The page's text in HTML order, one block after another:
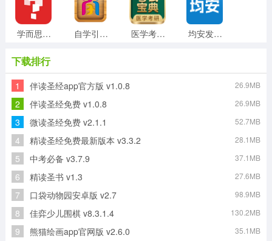
学而思网校手机版 自学引擎免费版 医学考研考试宝典通用版 均安发展培训平台安卓官方版
新汉字宫软件手机正版 小闪免费原版
CNN英语安卓官方版 全球说talkmate手机免费版
下载排行
1 伴读圣经app官方版 v1.0.8 26.9MB
2 伴读圣经免费 v1.0.8 26.9MB
3 微读圣经免费 v2.1.1 52.7MB
4 精读圣经免费最新版本 v3.3.2 28.1MB
5 中考必备 v3.7.9 37.1MB
6 精读圣书 v1.3 27.6MB
7 口袋动物园安卓版 v2.7 98.9MB
8 佳弈少儿围棋 v8.3.1.4 130.2MB
9 熊猫绘画app官网版 v2.6.0 35.1MB